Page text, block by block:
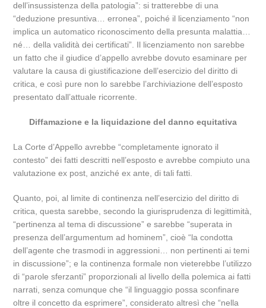
dell’insussistenza della patologia”: si tratterebbe di una
“deduzione presuntiva… erronea”, poiché il licenziamento “non
implica un automatico riconoscimento della presunta malattia…
né… della validità dei certificati”. Il licenziamento non sarebbe
un fatto che il giudice d’appello avrebbe dovuto esaminare per
valutare la causa di giustificazione dell’esercizio del diritto di
critica, e così pure non lo sarebbe l’archiviazione dell’esposto
presentato dall’attuale ricorrente.
Diffamazione e la liquidazione del danno equitativa
La Corte d’Appello avrebbe “completamente ignorato il
contesto” dei fatti descritti nell’esposto e avrebbe compiuto una
valutazione ex post, anziché ex ante, di tali fatti.
Quanto, poi, al limite di continenza nell’esercizio del diritto di
critica, questa sarebbe, secondo la giurisprudenza di legittimità,
“pertinenza al tema di discussione” e sarebbe “superata in
presenza dell’argumentum ad hominem”, cioè “la condotta
dell’agente che trasmodi in aggressioni… non pertinenti ai temi
in discussione”; e la continenza formale non vieterebbe l’utilizzo
di “parole sferzanti” proporzionali al livello della polemica ai fatti
narrati, senza comunque che “il linguaggio possa sconfinare
oltre il concetto da esprimere”, considerato altresì che “nella